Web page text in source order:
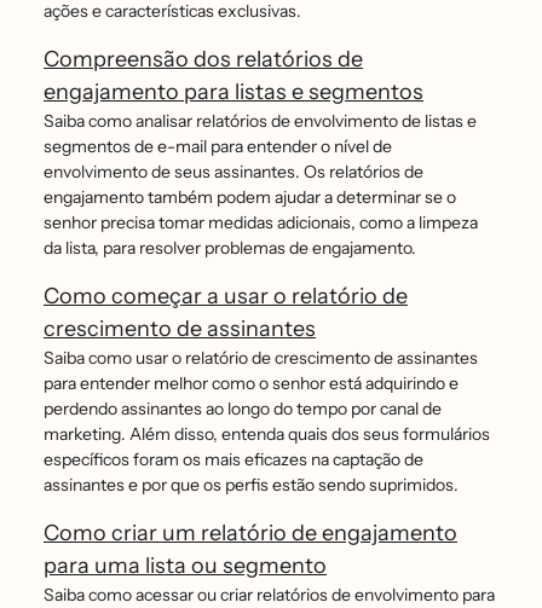
ações e características exclusivas.
Compreensão dos relatórios de
engajamento para listas e segmentos
Saiba como analisar relatórios de envolvimento de listas e
segmentos de e-mail para entender o nível de
envolvimento de seus assinantes. Os relatórios de
engajamento também podem ajudar a determinar se o
senhor precisa tomar medidas adicionais, como a limpeza
da lista, para resolver problemas de engajamento.
Como começar a usar o relatório de
crescimento de assinantes
Saiba como usar o relatório de crescimento de assinantes
para entender melhor como o senhor está adquirindo e
perdendo assinantes ao longo do tempo por canal de
marketing. Além disso, entenda quais dos seus formulários
específicos foram os mais eficazes na captação de
assinantes e por que os perfis estão sendo suprimidos.
Como criar um relatório de engajamento
para uma lista ou segmento
Saiba como acessar ou criar relatórios de envolvimento para